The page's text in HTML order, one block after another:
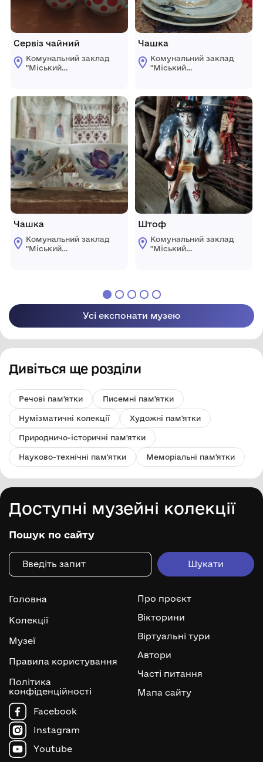
Сервіз чайний
Комунальний заклад
"Міський
міської ради"
Чашка
Комунальний заклад
"Міський
Чашка
Комунальний заклад
"Міський
міської ради"
Штоф
Комунальний заклад
"Міський
Усі експонати музею
Дивіться ще розділи
Речові пам'ятки Писемні пам'ятки
Нумізматичні колекції Художні пам'ятки
Природничо-історичні пам'ятки
Науково-технічні пам'ятки Меморіальні пам'ятки
Доступні музейні колекції
Пошук по сайту
Головна
Колекції
Музеї
Правила користування
Політика
конфіденційності
Про проєкт
Вікторини
Віртуальні тури
Автори
Часті питання
Мапа сайту
Facebook
Instagram
Youtube